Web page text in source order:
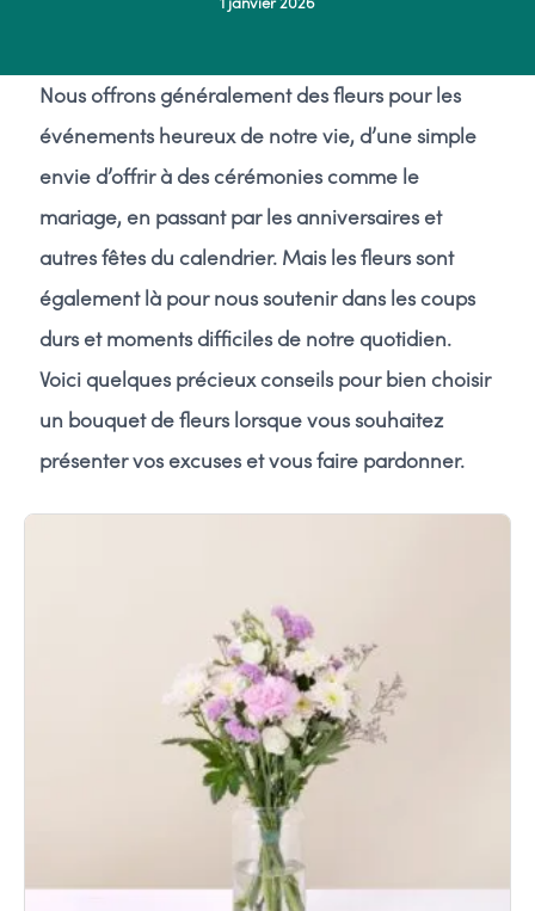
Nous offrons généralement des fleurs pour les
événements heureux de notre vie, d’une simple
envie d’offrir à des cérémonies comme le
mariage, en passant par les anniversaires et
autres fêtes du calendrier. Mais les fleurs sont
également là pour nous soutenir dans les coups
durs et moments difficiles de notre quotidien.
Voici quelques précieux conseils pour bien choisir
un bouquet de fleurs lorsque vous souhaitez
présenter vos excuses et vous faire pardonner.